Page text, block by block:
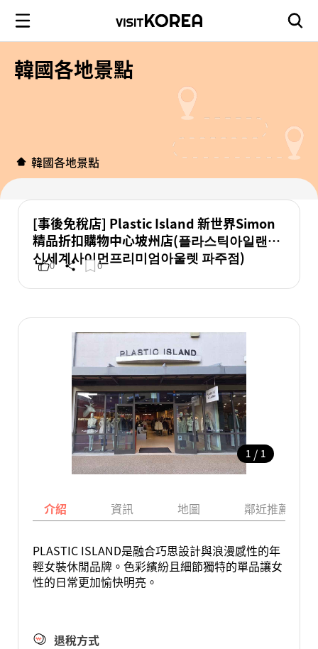
韓國各地景點
韓國各地景點
[事後免稅店] Plastic Island 新世界Simon
精品折扣購物中心坡州店(플라스틱아일랜드
신세계사이먼프리미엄아울렛 파주점)
0 0
1 / 1
介紹 資訊 地圖 鄰近推薦景點
PLASTIC ISLAND是融合巧思設計與浪漫感性的年
輕女裝休閒品牌。色彩繽紛且細節獨特的單品讓女
性的日常更加愉快明亮。
退稅方式